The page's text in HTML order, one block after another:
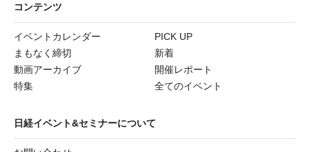
コンテンツ
イベントカレンダー
PICK UP
まもなく締切
新着
動画アーカイブ
開催レポート
特集
全てのイベント
日経イベント&セミナーについて